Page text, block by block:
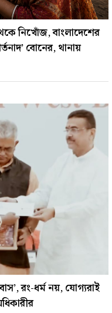
নিখোঁজ, বাংলাদেশের
বোনের, থানায়
রং-ধর্ম নয়, যোগ্যরাই